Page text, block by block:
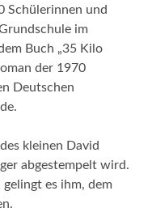
Schülerinnen und
im
Buch „35 Kilo
der 1970
Deutschen
kleinen David
abgestempelt wird.
es ihm, dem